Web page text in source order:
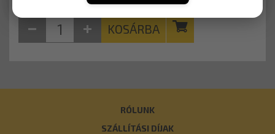
KOSÁRBA
RÓLUNK
SZÁLLÍTÁSI DÍJAK